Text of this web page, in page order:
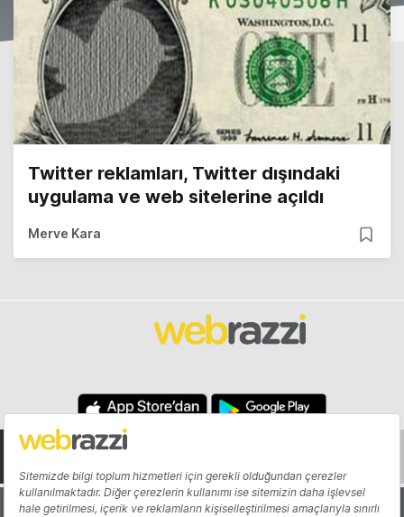
Twitter reklamları, Twitter dışındaki
uygulama ve web sitelerine açıldı
Merve Kara
Hakkında Yazarlar